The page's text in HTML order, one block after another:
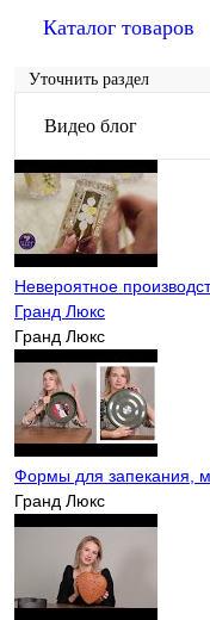
Каталог товаров
Уточнить раздел
Видео блог
Невероятное
Гранд Люкс
Гранд Люкс
Формы для запекания,
Гранд Люкс